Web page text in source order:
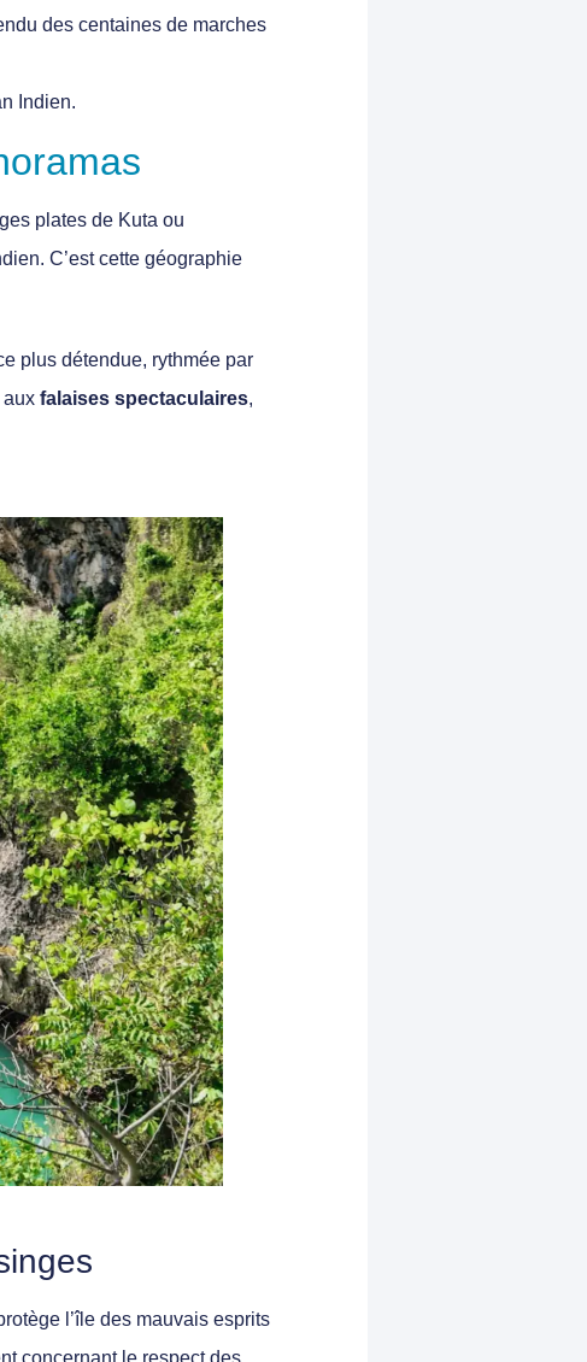
des centaines de marches
Indien.
plates de Kuta ou
C’est cette géographie
plus détendue, rythmée par
aux falaises spectaculaires,
l’île des mauvais esprits